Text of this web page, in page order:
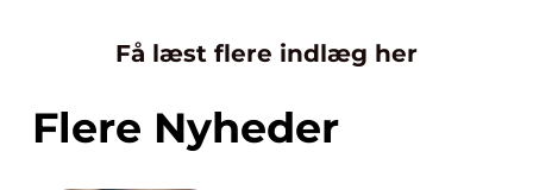
Få læst flere indlæg her
Flere Nyheder